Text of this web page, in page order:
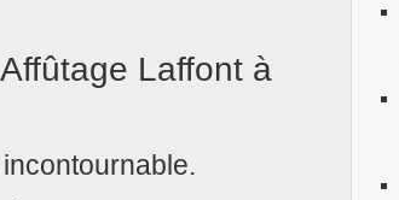
Laffont à